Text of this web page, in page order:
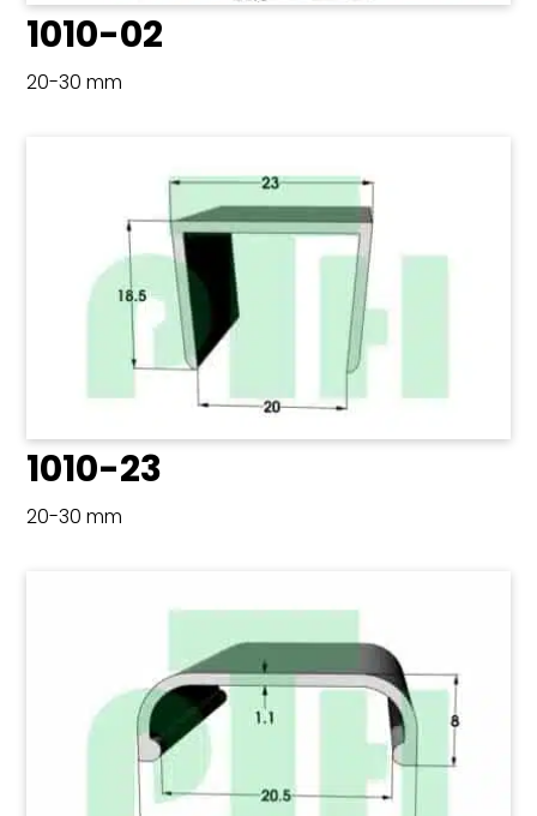
1010-02
20-30 mm
1010-23
20-30 mm